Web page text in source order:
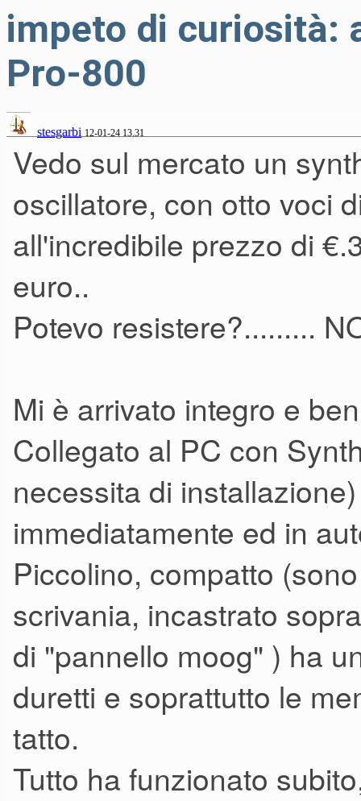
impeto di curiosità:
Pro-800
stesgarbi 12-01-24 13.31
Vedo sul mercato un
oscillatore, con otto voci
all'incredibile prezzo di
euro..
Potevo resistere?.........
Mi è arrivato integro e
Collegato al PC con
necessita di
immediatamente ed in
Piccolino, compatto
scrivania, incastrato
di "pannello moog" ) ha
duretti e soprattutto le
tatto.
Tutto ha funzionato